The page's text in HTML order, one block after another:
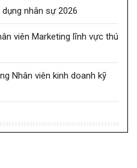
dụng nhân sự 2026
viên Marketing lĩnh vực thú
Nhân viên kinh doanh kỹ